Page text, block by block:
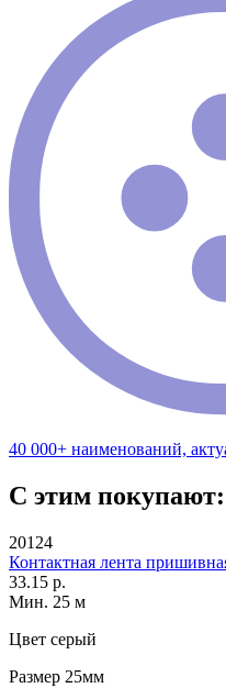
40 000+ наименований,
С этим покупают:
20124
Контактная лента
33.15 р.
Мин. 25 м
Цвет серый
Размер 25мм